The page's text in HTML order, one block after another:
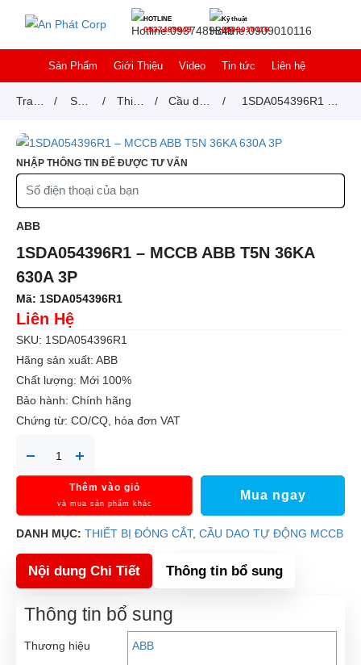
HOTLINE
0937489849
Kỹ thuật
0909010116
Sản Phẩm Giới Thiệu Video Tin tức Liên hệ
Trang
chủ
/ Sản / Thiết
đóng
cắt
/ Cầu dao
MCCB
/ 1SDA054396R1 –
NHẬP THÔNG TIN ĐỂ ĐƯỢC TƯ VẤN
ABB
1SDA054396R1 – MCCB ABB T5N 36KA
630A 3P
Mã: 1SDA054396R1
Liên Hệ
SKU: 1SDA054396R1
Hãng sản xuất: ABB
Chất lượng: Mới 100%
Bảo hành: Chính hãng
Chứng từ: CO/CQ, hóa đơn VAT
Thêm vào giỏ
và mua sản phẩm khác
Mua ngay
DANH MỤC: THIẾT BỊ ĐÓNG CẮT, CẦU DAO TỰ ĐỘNG MCCB
Nội dung Chi Tiết Thông tin bổ sung
Thông tin bổ sung
Thương hiệu ABB